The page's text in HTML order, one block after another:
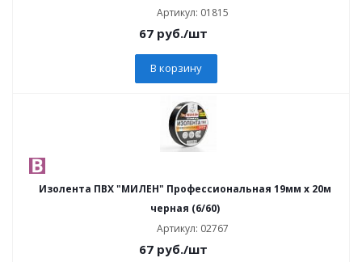
Артикул: 01815
67руб./шт
В корзину
Изолента ПВХ "МИЛЕН" Профессиональная 19мм х 20м
черная (6/60)
Артикул: 02767
67руб./шт